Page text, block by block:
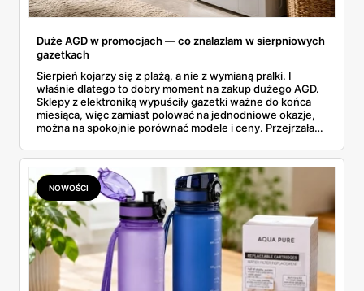
Duże AGD w promocjach — co znalazłam w sierpniowych
gazetkach
Sierpień kojarzy się z plażą, a nie z wymianą pralki. I
właśnie dlatego to dobry moment na zakup dużego AGD.
Sklepy z elektroniką wypuściły gazetki ważne do końca
miesiąca, więc zamiast polować na jednodniowe okazje,
można na spokojnie porównać modele i ceny. Przejrzałam
znalazłam, z cenami i terminami.
NOWOŚCI